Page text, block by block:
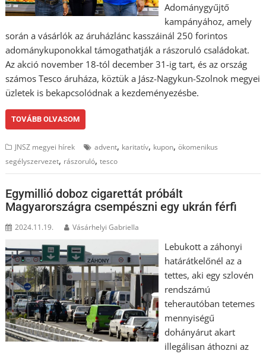
Adománygyűjtő
kampányához, amely
során a vásárlók az áruházlánc kasszáinál 250 forintos
adománykuponokkal támogathatják a rászoruló családokat.
Az akció november 18-tól december 31-ig tart, és az ország
számos Tesco áruháza, köztük a Jász-Nagykun-Szolnok megyei
üzletek is bekapcsolódnak a kezdeményezésbe.
TOVÁBB OLVASOM
JNSZ megyei hírek advent, karitatív, kupon,ökomenikus
segélyszervezet, rászoruló,tesco
Egymillió doboz cigarettát próbált
Magyarországra csempészni egy ukrán férfi
2024.11.19. Vásárhelyi Gabriella
Lebukott a záhonyi
határátkelőnél az a
tettes, aki egy szlovén
rendszámú
teherautóban tetemes
mennyiségű
dohányárut akart
illegálisan áthozni az